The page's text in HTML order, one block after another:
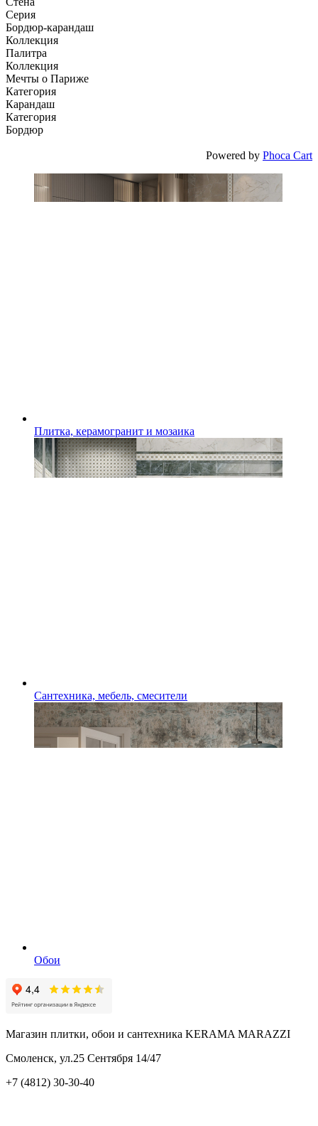
Серия
Бордюр-карандаш
Коллекция
Палитра
Коллекция
Мечты о Париже
Категория
Карандаш
Категория
Бордюр
Powered by Phoca Cart
Плитка, керамогранит и мозаика
Сантехника, мебель, смесители
Обои
Магазин плитки, обои и сантехника KERAMA MARAZZI
Смоленск, ул.25 Сентября 14/47
+7 (4812) 30-30-40